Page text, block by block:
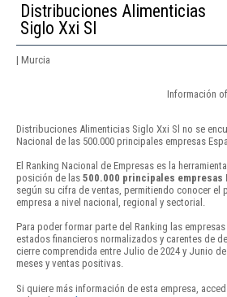
Distribuciones Alimenticias
Siglo Xxi Sl
| Murcia
Información
Distribuciones Alimenticias Siglo Xxi Sl no se
Nacional de las 500.000 principales empresas
El Ranking Nacional de Empresas es la
posición de las 500.000 principales empresas
según su cifra de ventas, permitiendo conocer el
empresa a nivel nacional, regional y sectorial.
Para poder formar parte del Ranking las
estados financieros normalizados y carentes de
cierre comprendida entre Julio de 2024 y Junio
meses y ventas positivas.
Si quiere más información de esta empresa,